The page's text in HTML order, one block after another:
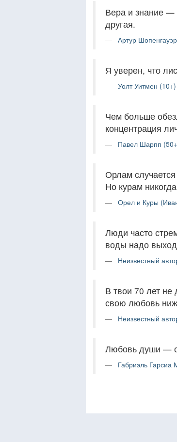
Вера и знание
другая.
Артур
Я уверен, что
Уолт Уитмен (10+)
Чем больше
концентрация
Павел Шарпп
Орлам
Но курам
Орел и Куры
Люди часто
воды надо
Неизвестный
В твои 70 лет не
свою любовь
Неизвестный
Любовь души —
Габриэль Гарсиа